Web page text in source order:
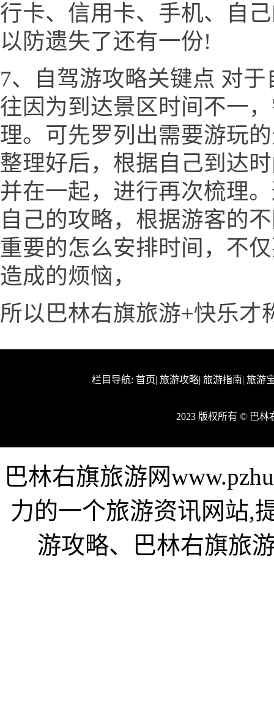
行卡、信用卡、手机、自
以防遗失了还有一份!
7、自驾游攻略关键点 对
往因为到达景区时间不一
理。可先罗列出需要游玩
整理好后，根据自己到达
并在一起，进行再次梳理
自己的攻略，根据游客的
重要的怎么安排时间，不
造成的烦恼，
所以巴林右旗旅游+快乐才
栏目导航: 首页| 旅游攻略| 旅游指南| 旅游
2023 版权所有 © 巴
巴林右旗旅游网
力的一个旅游资讯网站,
游攻略、巴林右旗旅